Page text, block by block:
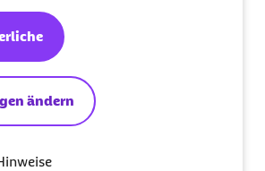
ändern
„Obwohl solche Produkte
Ersatz für die moderne
sind sie unter Umständen
insbesondere bei
oder zur Stärkung des
können sie als
und andere